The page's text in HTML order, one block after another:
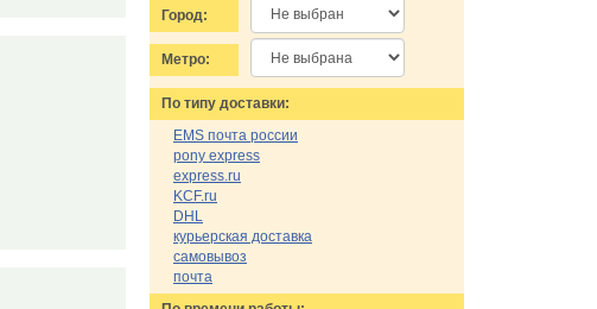
Город:
Метро:
По типу доставки:
EMS почта россии
pony express
express.ru
KCF.ru
DHL
курьерская доставка
самовывоз
почта